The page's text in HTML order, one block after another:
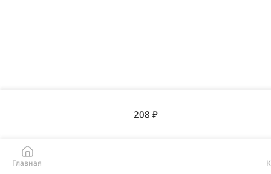
Главная
208 ₽